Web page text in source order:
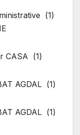
(1) Assistante Commerciale sur CASA
(1) Secrétaire Polyvalent. sur RABAT AGDAL
(1) Secrétaire Polyvalent. sur RABAT AGDAL